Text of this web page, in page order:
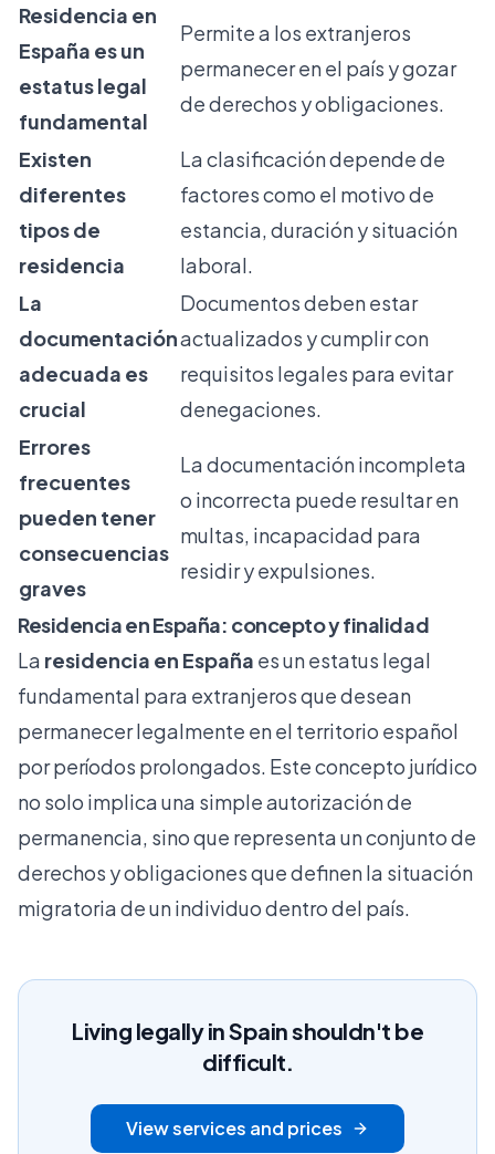
Residencia en
España es un
estatus legal
fundamental
Permite a los extranjeros
permanecer en el país y gozar
de derechos y obligaciones.
Existen
diferentes
tipos de
residencia
La clasificación depende de
factores como el motivo de
estancia, duración y situación
laboral.
La
documentación
adecuada es
crucial
Documentos deben estar
actualizados y cumplir con
requisitos legales para evitar
denegaciones.
Errores
frecuentes
pueden tener
consecuencias
graves
La documentación incompleta
o incorrecta puede resultar en
multas, incapacidad para
residir y expulsiones.
Residencia en España: concepto y finalidad
La residencia en España es un estatus legal
fundamental para extranjeros que desean
permanecer legalmente en el territorio español
por períodos prolongados. Este concepto jurídico
no solo implica una simple autorización de
permanencia, sino que representa un conjunto de
derechos y obligaciones que definen la situación
migratoria de un individuo dentro del país.
Living legally in Spain shouldn't be
difficult.
View services and prices